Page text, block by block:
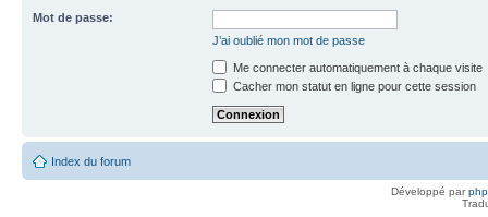
Mot de passe:
J’ai oublié mon mot de passe
Me connecter automatiquement à chaque visite
Cacher mon statut en ligne pour cette session
Index du forum
Développé par